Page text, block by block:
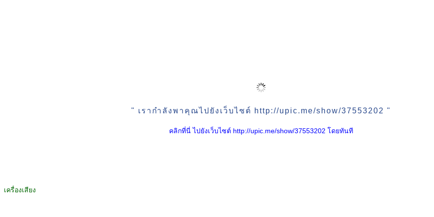
" เรากำลังพาคุณไปยังเว็บไซต์ http://upic.me/show/37553202 "
คลิกที่นี่ ไปยังเว็บไซต์ http://upic.me/show/37553202 โดยทันที
เครื่องเสียง